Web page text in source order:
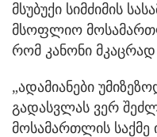
მსუბუქი სიმძიმის
მსოფლიო
რომ კანონი
„ადამიანები
გადასვლას ვერ
მოსამართლის საქმე